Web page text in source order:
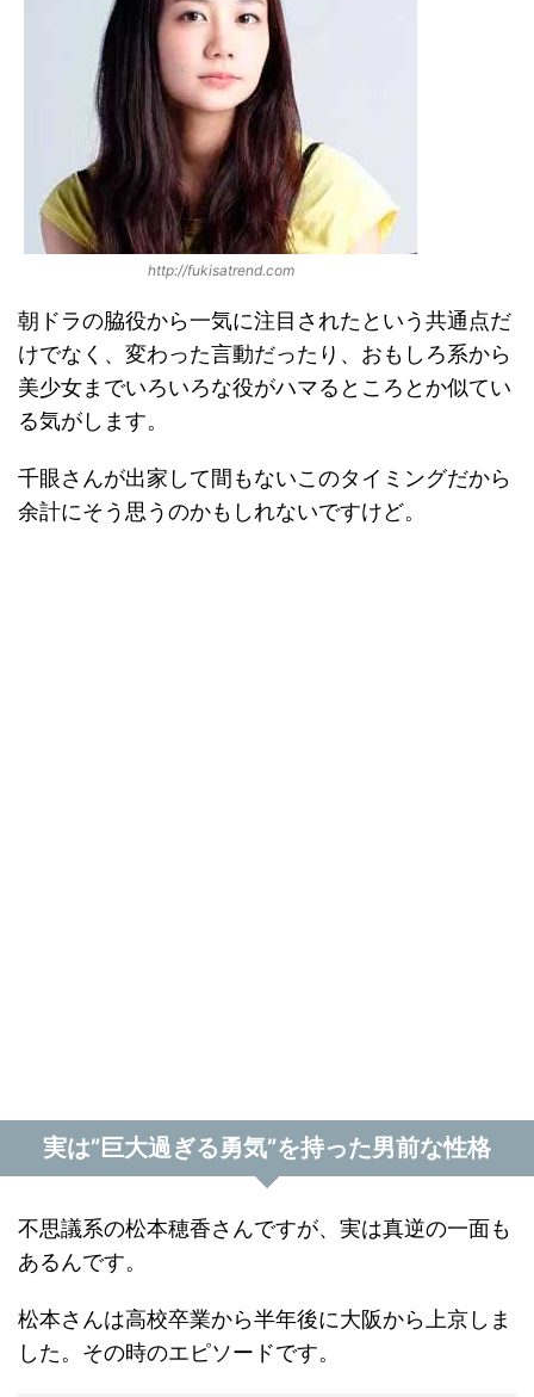
http://fukisatrend.com
朝ドラの脇役から一気に注目されたという共通点だ
けでなく、変わった言動だったり、おもしろ系から
美少女までいろいろな役がハマるところとか似てい
る気がします。
千眼さんが出家して間もないこのタイミングだから
余計にそう思うのかもしれないですけど。
実は”巨大過ぎる勇気”を持った男前な性格
不思議系の松本穂香さんですが、実は真逆の一面も
あるんです。
松本さんは高校卒業から半年後に大阪から上京しま
した。その時のエピソードです。